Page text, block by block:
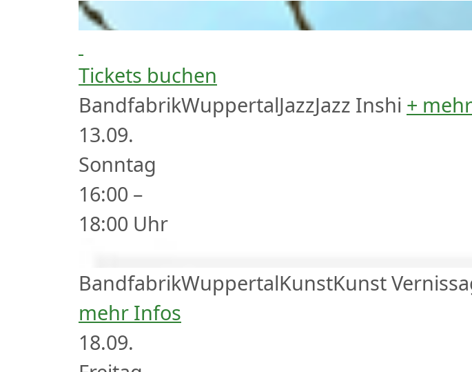
Tickets buchen
BandfabrikWuppertalJazzJazz Inshi +
13.09.
Sonntag
16:00 –
18:00 Uhr
BandfabrikWuppertalKunstKunst
mehr Infos
18.09.